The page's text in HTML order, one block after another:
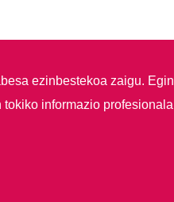
ezinbestekoa zaigu. Egin
informazio profesionala